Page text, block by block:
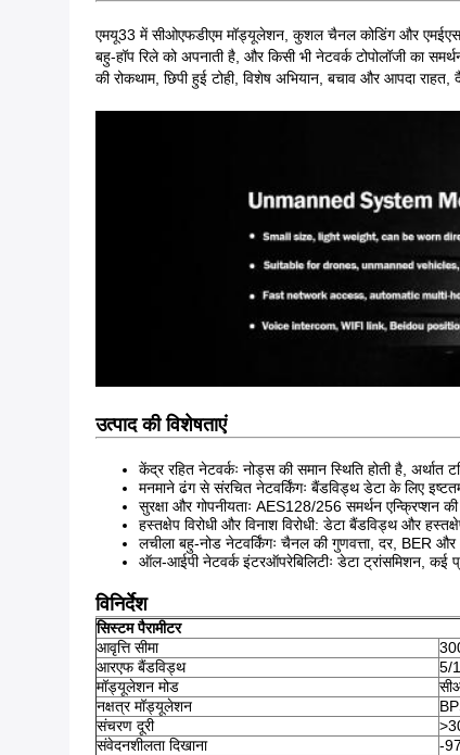
एमयू33 में सीओएफडीएम मॉड्यूलेशन, कुशल चैनल कोडिंग और एमईएसएच
बहु-हॉप रिले को अपनाती है, और किसी भी नेटवर्क टोपोलॉजी का
की रोकथाम, छिपी हुई टोही, विशेष अभियान, बचाव और आपदा
उत्पाद की विशेषताएं
केंद्र रहित नेटवर्कः नोड्स की समान स्थिति होती है,
मनमाने ढंग से संरचित नेटवर्किंगः बैंडविड्थ डेटा के लिए
सुरक्षा और गोपनीयताः AES128/256 समर्थन एन्क्रिप्शन
हस्तक्षेप विरोधी और विनाश विरोधी: डेटा बैंडविड्थ और
लचीला बहु-नोड नेटवर्किंगः चैनल की गुणवत्ता, दर, BER
ऑल-आईपी नेटवर्क इंटरऑपरेबिलिटीः डेटा ट्रांसमिशन, कई
विनिर्देश
सिस्टम पैरामीटर
आवृत्ति सीमा
आरएफ बैंडविड्थ
5/
मॉड्यूलेशन मोड
नक्षत्र मॉड्यूलेशन
संचरण दूरी
संवेदनशीलता दिखाना
-